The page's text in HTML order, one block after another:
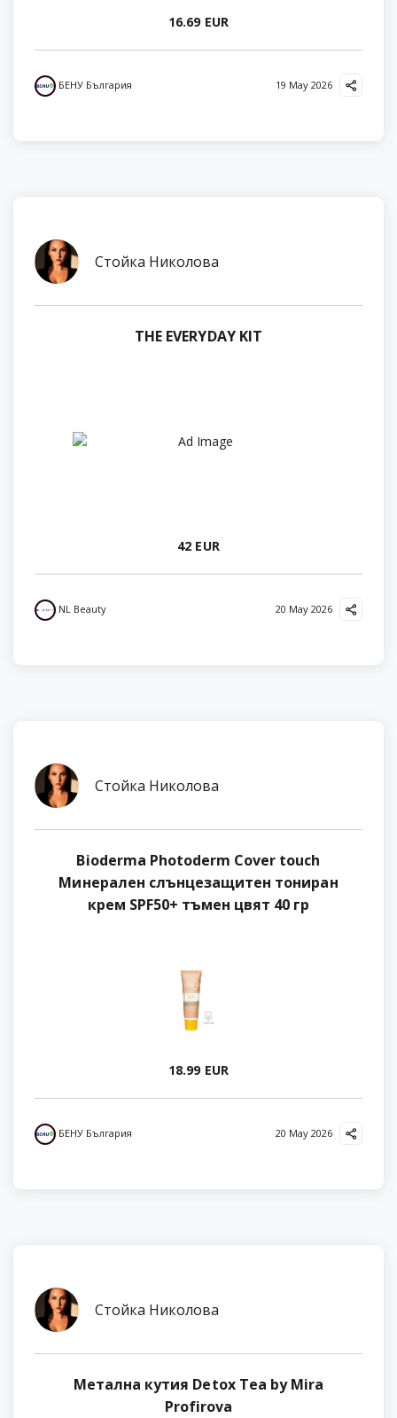
16.69 EUR
БЕНУ България 19 May 2026
Стойка Николова
THE EVERYDAY KIT
42 EUR
NL Beauty 20 May 2026
Стойка Николова
Bioderma Photoderm Cover touch
Минерален слънцезащитен тониран
крем SPF50+ тъмен цвят 40 гр
18.99 EUR
БЕНУ България 20 May 2026
Стойка Николова
Метална кутия Detox Tea by Mira
Profirova